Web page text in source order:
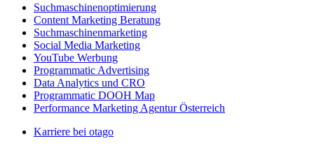
Suchmaschinenoptimierung
Content Marketing Beratung
Suchmaschinenmarketing
Social Media Marketing
YouTube Werbung
Programmatic Advertising
Data Analytics und CRO
Programmatic DOOH Map
Performance Marketing Agentur Österreich
Karriere bei otago